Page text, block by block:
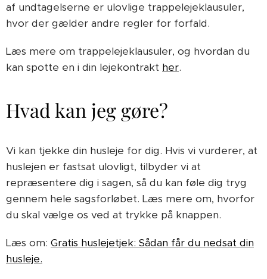
af undtagelserne er ulovlige trappelejeklausuler,
hvor der gælder andre regler for forfald.
Læs mere om trappelejeklausuler, og hvordan du
kan spotte en i din lejekontrakt her.
Hvad kan jeg gøre?
Vi kan tjekke din husleje for dig. Hvis vi vurderer, at
huslejen er fastsat ulovligt, tilbyder vi at
repræsentere dig i sagen, så du kan føle dig tryg
gennem hele sagsforløbet. Læs mere om, hvorfor
du skal vælge os ved at trykke på knappen.
Læs om: Gratis huslejetjek: Sådan får du nedsat din
husleje.